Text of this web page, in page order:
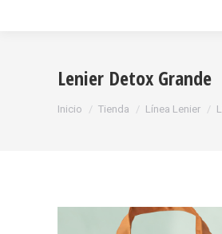
Lenier Detox Grande
Inicio Tienda Línea Lenier